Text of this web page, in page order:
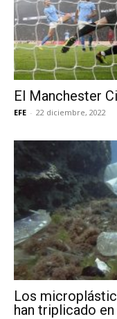
El Manchester
EFE - 22 diciembre, 2022
Los
han triplicado en